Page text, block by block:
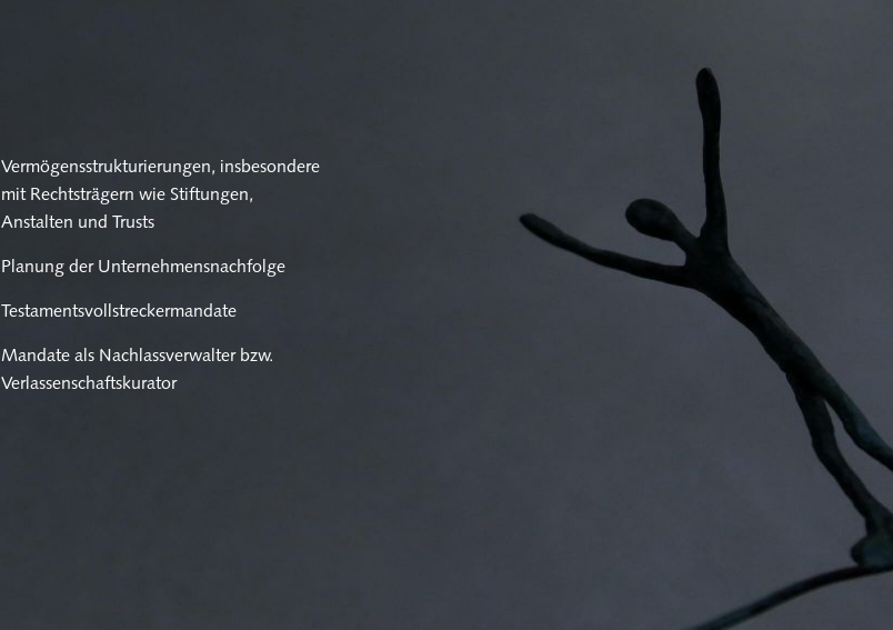
Ver­mö­gens­struk­tu­rie­run­gen, ins­be­son­de­re
mit Rechts­trä­gern wie Stif­tun­gen,
An­stal­ten und Trusts
Pla­nung der Un­ter­neh­mens­nach­fol­ge
Tes­ta­ments­voll­stre­cker­man­da­te
Man­da­te als Nach­lass­ver­wal­ter bzw.
Ver­las­sen­schafts­ku­ra­tor